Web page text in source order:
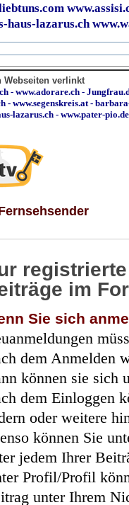
haus-lazarus.ch
Webseiten verlinkt
- www.adorare.ch -
- www.segenskreis.at -
lazarus.ch - www.pater-pio.de
im
Sie sich
dem Anmelden
können sie sich
dem Einloggen
oder weitere
können Sie
jedem Ihrer
Profil/Profil
unter Ihrem